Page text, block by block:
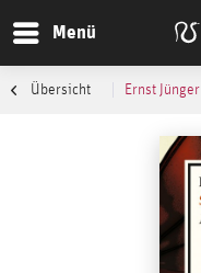
Menü
Übersicht Ernst Jünger